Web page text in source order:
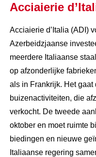
Acciaierie
Acciaierie d’Italia (ADI)
Azerbeidzjaanse
meerdere Italiaanse
op afzonderlijke
als in Frankrijk. Het
buizenactiviteiten, die
verkocht. De tweede
oktober en moet ruimte
biedingen en nieuwe
Italiaanse regering